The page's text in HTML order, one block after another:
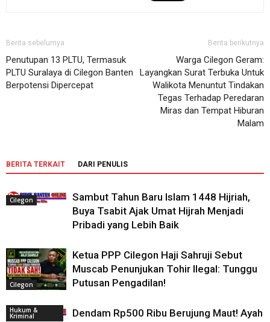
Berita sebelumya
Penutupan 13 PLTU, Termasuk
PLTU Suralaya di Cilegon Banten
Berpotensi Dipercepat
Berita berikutnya
Warga Cilegon Geram:
Layangkan Surat Terbuka Untuk
Walikota Menuntut Tindakan
Tegas Terhadap Peredaran
Miras dan Tempat Hiburan
Malam
BERITA TERKAIT DARI PENULIS
Cilegon
Sambut Tahun Baru Islam 1448 Hijriah,
Buya Tsabit Ajak Umat Hijrah Menjadi
Pribadi yang Lebih Baik
Cilegon
Ketua PPP Cilegon Haji Sahruji Sebut
Muscab Penunjukan Tohir Ilegal: Tunggu
Putusan Pengadilan!
Hukum &
Kriminal
Dendam Rp500 Ribu Berujung Maut! Ayah